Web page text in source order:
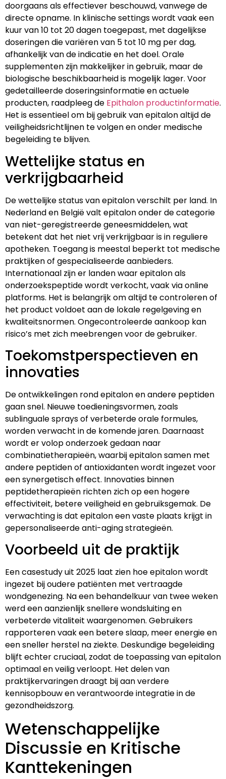
doorgaans als effectiever beschouwd, vanwege de
directe opname. In klinische settings wordt vaak een
kuur van 10 tot 20 dagen toegepast, met dagelijkse
doseringen die variëren van 5 tot 10 mg per dag,
afhankelijk van de indicatie en het doel. Orale
supplementen zijn makkelijker in gebruik, maar de
biologische beschikbaarheid is mogelijk lager. Voor
gedetailleerde doseringsinformatie en actuele
producten, raadpleeg de Epithalon productinformatie.
Het is essentieel om bij gebruik van epitalon altijd de
veiligheidsrichtlijnen te volgen en onder medische
begeleiding te blijven.
Wettelijke status en
verkrijgbaarheid
De wettelijke status van epitalon verschilt per land. In
Nederland en België valt epitalon onder de categorie
van niet-geregistreerde geneesmiddelen, wat
betekent dat het niet vrij verkrijgbaar is in reguliere
apotheken. Toegang is meestal beperkt tot medische
praktijken of gespecialiseerde aanbieders.
Internationaal zijn er landen waar epitalon als
onderzoekspeptide wordt verkocht, vaak via online
platforms. Het is belangrijk om altijd te controleren of
het product voldoet aan de lokale regelgeving en
kwaliteitsnormen. Ongecontroleerde aankoop kan
risico’s met zich meebrengen voor de gebruiker.
Toekomstperspectieven en
innovaties
De ontwikkelingen rond epitalon en andere peptiden
gaan snel. Nieuwe toedieningsvormen, zoals
sublinguale sprays of verbeterde orale formules,
worden verwacht in de komende jaren. Daarnaast
wordt er volop onderzoek gedaan naar
combinatietherapieën, waarbij epitalon samen met
andere peptiden of antioxidanten wordt ingezet voor
een synergetisch effect. Innovaties binnen
peptidetherapieën richten zich op een hogere
effectiviteit, betere veiligheid en gebruiksgemak. De
verwachting is dat epitalon een vaste plaats krijgt in
gepersonaliseerde anti-aging strategieën.
Voorbeeld uit de praktijk
Een casestudy uit 2025 laat zien hoe epitalon wordt
ingezet bij oudere patiënten met vertraagde
wondgenezing. Na een behandelkuur van twee weken
werd een aanzienlijk snellere wondsluiting en
verbeterde vitaliteit waargenomen. Gebruikers
rapporteren vaak een betere slaap, meer energie en
een sneller herstel na ziekte. Deskundige begeleiding
blijft echter cruciaal, zodat de toepassing van epitalon
optimaal en veilig verloopt. Het delen van
praktijkervaringen draagt bij aan verdere
kennisopbouw en verantwoorde integratie in de
gezondheidszorg.
Wetenschappelijke
Discussie en Kritische
Kanttekeningen